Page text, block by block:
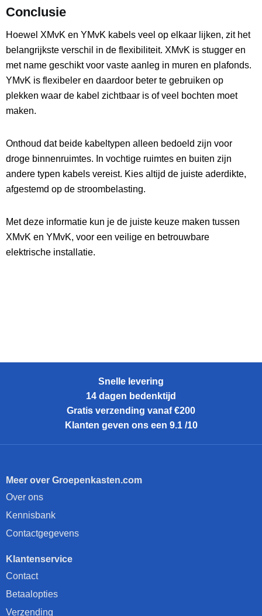
Conclusie
Hoewel XMvK en YMvK kabels veel op elkaar lijken, zit het
belangrijkste verschil in de flexibiliteit. XMvK is stugger en
met name geschikt voor vaste aanleg in muren en plafonds.
YMvK is flexibeler en daardoor beter te gebruiken op
plekken waar de kabel zichtbaar is of veel bochten moet
maken.
Onthoud dat beide kabeltypen alleen bedoeld zijn voor
droge binnenruimtes. In vochtige ruimtes en buiten zijn
andere typen kabels vereist. Kies altijd de juiste aderdikte,
afgestemd op de stroombelasting.
Met deze informatie kun je de juiste keuze maken tussen
XMvK en YMvK, voor een veilige en betrouwbare
elektrische installatie.
Snelle levering
14 dagen bedenktijd
Gratis verzending vanaf €200
Klanten geven ons een 9.1 /10
Meer over Groepenkasten.com
Over ons
Kennisbank
Contactgegevens
Klantenservice
Contact
Betaalopties
Verzending